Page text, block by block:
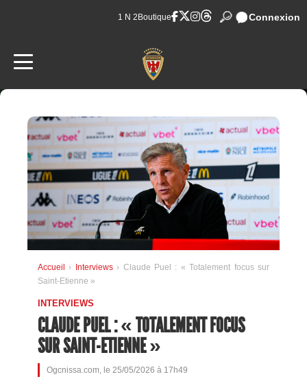
1 N 2 Boutique Connexion
Accueil › Interviews › Claude Puel : « Totalement focus sur
Saint-Etienne »
INTERVIEWS
CLAUDE PUEL : « TOTALEMENT FOCUS
SUR SAINT-ETIENNE »
Ogcnissa.com, le 25/05/2026 à 17h49